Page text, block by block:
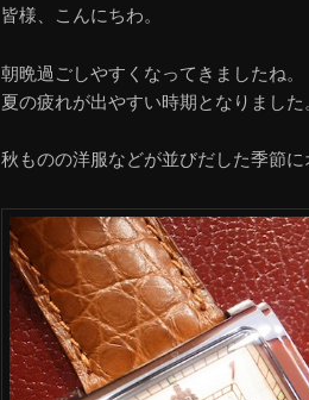
皆様、こんにちわ。
朝晩過ごしやすくなってきましたね。
夏の疲れが出やすい時期となりました。
秋ものの洋服などが並びだした季節に